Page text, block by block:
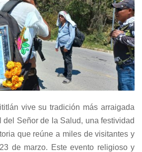
vive su tradición más arraigada
del Señor de la Salud, una festividad
que reúne a miles de visitantes y
de marzo. Este evento religioso y